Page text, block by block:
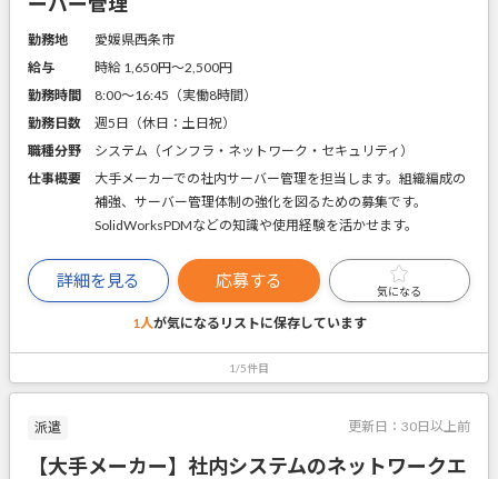
勤務地
愛媛県西条市
給与
時給 1,650円〜2,500円
勤務時間
8:00～16:45（実働8時間）
勤務日数
週5日（休日：土日祝）
職種分野
システム（インフラ・ネットワーク・セキュリティ）
仕事概要
大手メーカーでの社内サーバー管理を担当します。組織編成の
補強、サーバー管理体制の強化を図るための募集です。
SolidWorksPDMなどの知識や使用経験を活かせます。
詳細を見る 応募する
気になる
1人が気になるリストに保存しています
1/5件目
派遣 更新日： 30日以上前
【大手メーカー】社内システムのネットワークエ